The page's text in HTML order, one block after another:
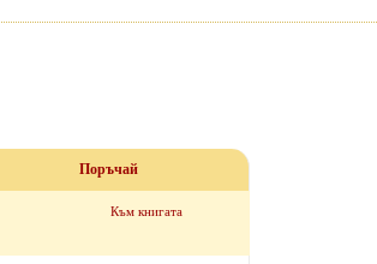
Поръчай
Към книгата